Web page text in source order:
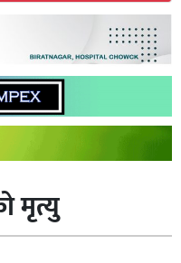
मृत्यु